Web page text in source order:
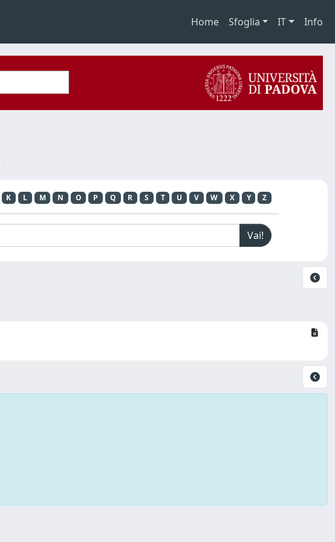
Home Sfoglia IT Info
K L M N O P Q R S T U V W X Y Z